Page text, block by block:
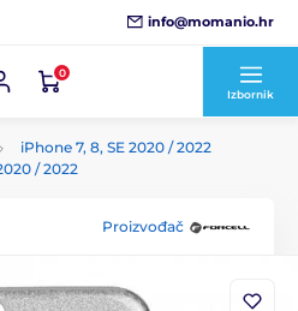
info@momanio.hr
0
Izbornik
iPhone 7, 8, SE 2020 / 2022
/ 2022
Proizvođač